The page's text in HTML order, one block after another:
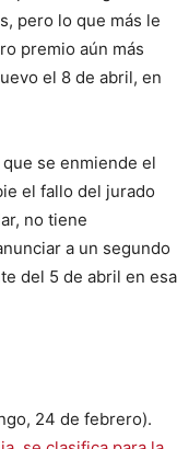
pero lo que más le
premio aún más
el 8 de abril, en
se enmiende el
el fallo del jurado
no tiene
a un segundo
del 5 de abril en esa
24 de febrero).